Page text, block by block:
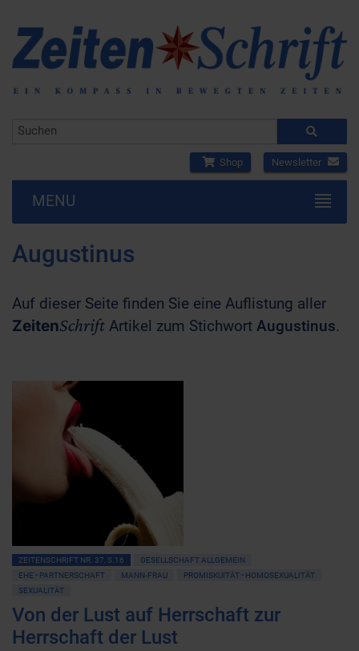
Shop Newsletter
MENU
Augustinus
Auf dieser Seite finden Sie eine Auflistung aller
ZeitenSchrift Artikel zum Stichwort Augustinus.
ZEITENSCHRIFT NR. 37, S.16
GESELLSCHAFT ALLGEMEIN
EHE • PARTNERSCHAFT
MANN-FRAU
PROMISKUITÄT • HOMOSEXUALITÄT
SEXUALITÄT
Von der Lust auf Herrschaft zur
Herrschaft der Lust